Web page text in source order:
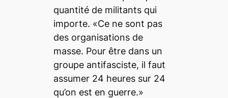
quantité de militants qui
importe. «Ce ne sont pas
des organisations de
masse. Pour être dans un
groupe antifasciste, il faut
assumer 24 heures sur 24
qu’on est en guerre.»